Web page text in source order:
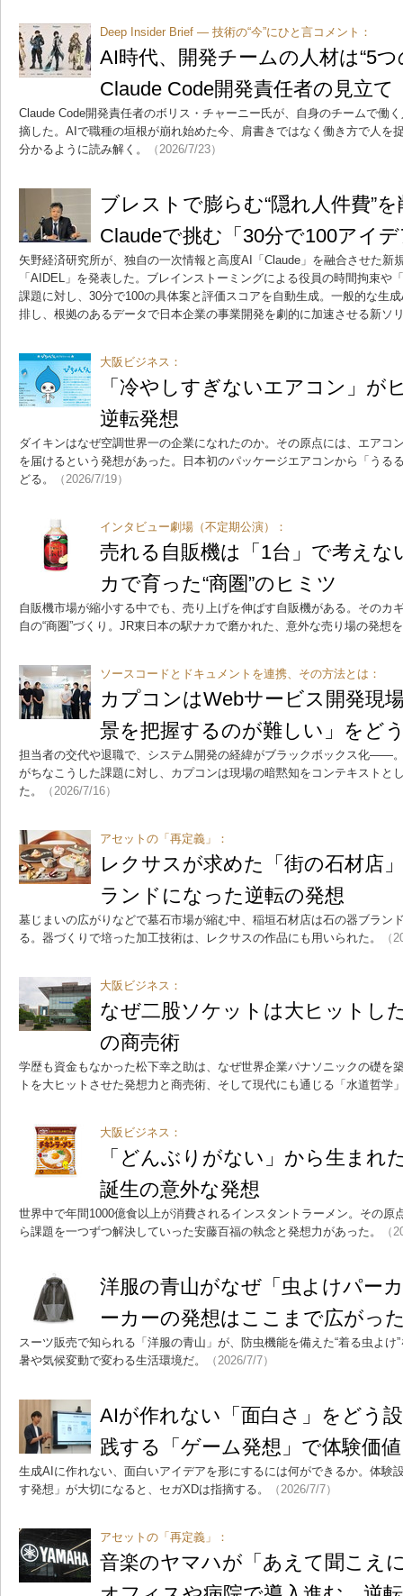
Deep Insider Brief ― 技術の“今”にひと言コメント：
AI時代、開発チームの人材は“5
Claude Code開発責任者の見立て
Claude Code開発責任者のボリス・チャーニー氏が、自身のチームで働
摘した。AIで職種の垣根が崩れ始めた今、肩書きではなく働き方で人を
分かるように読み解く。
（2026/7/23）
ブレストで膨らむ“隠れ人件費”
Claudeで挑む「30分で100アイ
矢野経済研究所が、独自の一次情報と高度AI「Claude」を融合させた新
「AIDEL」を発表した。ブレインストーミングによる役員の時間拘束や
課題に対し、30分で100の具体案と評価スコアを自動生成。一般的な生
排し、根拠のあるデータで日本企業の事業開発を劇的に加速させる新ソ
大阪ビジネス：
「冷やしすぎないエアコン」
逆転発想
ダイキンはなぜ空調世界一の企業になれたのか。その原点には、エアコ
を届けるという発想があった。日本初のパッケージエアコンから「うる
どる。
（2026/7/19）
インタビュー劇場（不定期公演）：
売れる自販機は「1台」で考え
カで育った“商圏”のヒミツ
自販機市場が縮小する中でも、売り上げを伸ばす自販機がある。そのカ
自の“商圏”づくり。JR東日本の駅ナカで磨かれた、意外な売り場の発想
ソースコードとドキュメントを連携、その方法とは：
カプコンはWebサービス開発現
景を把握するのが難しい」をど
担当者の交代や退職で、システム開発の経緯がブラックボックス化――
がちなこうした課題に対し、カプコンは現場の暗黙知をコンテキストと
た。
（2026/7/16）
アセットの「再定義」：
レクサスが求めた「街の石材店
ランドになった逆転の発想
墓じまいの広がりなどで墓石市場が縮む中、稲垣石材店は石の器ブラン
る。器づくりで培った加工技術は、レクサスの作品にも用いられた。
（
大阪ビジネス：
なぜ二股ソケットは大ヒット
の商売術
学歴も資金もなかった松下幸之助は、なぜ世界企業パナソニックの礎を
トを大ヒットさせた発想力と商売術、そして現代にも通じる「水道哲学
大阪ビジネス：
「どんぶりがない」から生ま
誕生の意外な発想
世界中で年間1000億食以上が消費されるインスタントラーメン。その原
ら課題を一つずつ解決していった安藤百福の執念と発想力があった。
（
洋服の青山がなぜ「虫よけパー
ーカーの発想はここまで広がっ
スーツ販売で知られる「洋服の青山」が、防虫機能を備えた“着る虫よけ
暑や気候変動で変わる生活環境だ。
（2026/7/7）
AIが作れない「面白さ」をどう
践する「ゲーム発想」で体験価
生成AIに作れない、面白いアイデアを形にするには何ができるか。体験
す発想」が大切になると、セガXDは指摘する。
（2026/7/7）
アセットの「再定義」：
音楽のヤマハが「あえて聞こ